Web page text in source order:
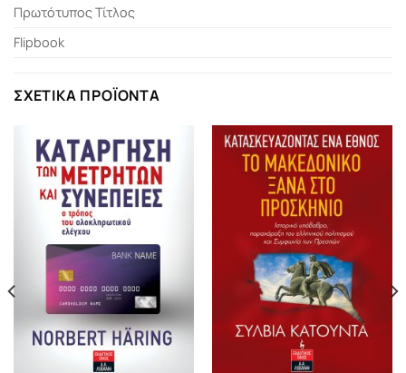
Πρωτότυπος Τίτλος
Flipbook
ΣΧΕΤΙΚΆ ΠΡΟΪΌΝΤΑ